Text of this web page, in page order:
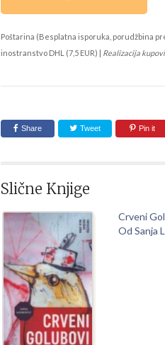
Poštarina (Besplatna isporuka, porudžbina
inostranstvo DHL (7,5 EUR) | Realizacija
Share Tweet Pin it
Slične Knjige
Crveni
Od Sanja